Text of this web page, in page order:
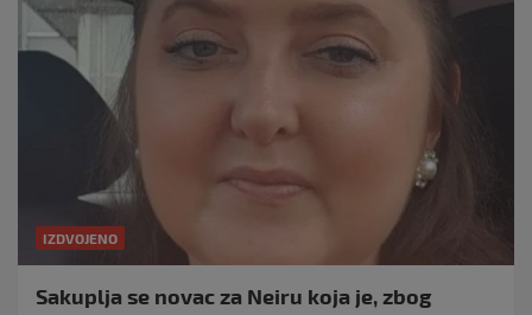
IZDVOJENO
Sakuplja se novac za Neiru koja je, zbog